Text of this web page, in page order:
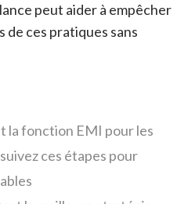
peut aider à empêcher
de ces pratiques sans
la fonction EMI pour les
ces étapes pour